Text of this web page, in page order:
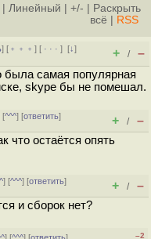
Линейный +/-
Раскрыть
всё
RSS
] [ ﹢﹢﹢] [ · · ·][↓]
+ / –
была самая популярная
skype бы не помешал.
[^^^] [ответить]
+ / –
что остаётся опять
] [^^^] [ответить]
+ / –
и сборок нет?
–2